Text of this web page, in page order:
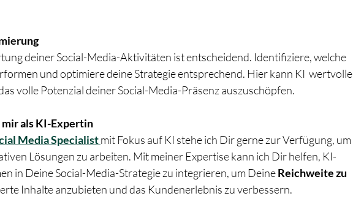
deiner Social-Media-Aktivitäten ist entscheidend. Identifiziere, welche
und optimiere deine Strategie entsprechend. Hier kann KI  wertvolle
volle Potenzial deiner Social-Media-Präsenz auszuschöpfen.
als KI-Expertin
Media Specialist mit Fokus auf KI stehe ich Dir gerne zur Verfügung, um
Lösungen zu arbeiten. Mit meiner Expertise kann ich Dir helfen, KI-
in Deine Social-Media-Strategie zu integrieren, um Deine Reichweite zu
Inhalte anzubieten und das Kundenerlebnis zu verbessern.